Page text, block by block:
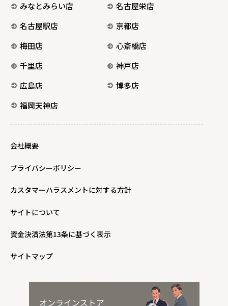
みなとみらい店
名古屋栄店
名古屋駅店
京都店
梅田店
心斎橋店
千里店
神戸店
広島店
博多店
福岡天神店
会社概要
プライバシーポリシー
カスタマーハラスメントに対する方針
サイトについて
資金決済法第13条に基づく表示
サイトマップ